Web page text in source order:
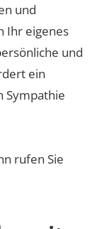
und
Ihr eigenes
und
ein
Sympathie
rufen Sie